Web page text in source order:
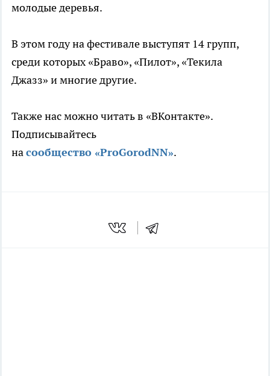
молодые деревья.
В этом году на фестивале выступят 14 групп,
среди которых «Браво», «Пилот», «Текила
Джазз» и многие другие.
Также нас можно читать в «ВКонтакте».
Подписывайтесь
насообщество «ProGorodNN».